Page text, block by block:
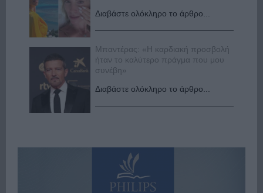
Διαβάστε ολόκληρο το άρθρο...
Μπαντέρας: «Η καρδιακή προσβολή
ήταν το καλύτερο πράγμα που μου
συνέβη»
Διαβάστε ολόκληρο το άρθρο...